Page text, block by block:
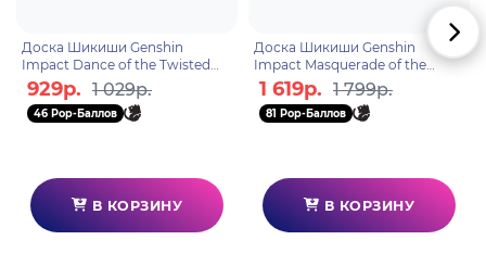
Доска Шикиши Genshin
Impact Dance of the Twisted
Realm 6942421104278
929р. 1 029р.
46 Pop-Баллов
В КОРЗИНУ
Доска Шикиши Genshin
Impact Masquerade of the
Guilty 6942421132813
1 619р. 1 799р.
81 Pop-Баллов
В КОРЗИНУ